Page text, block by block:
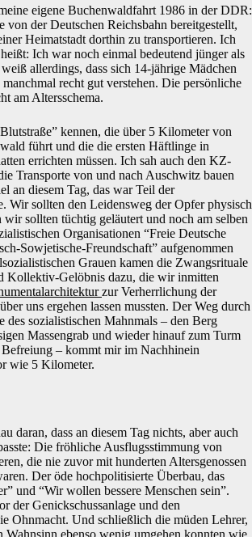
eigene Buchenwaldfahrt 1986 in der DDR:
von der Deutschen Reichsbahn bereitgestellt,
Heimatstadt dorthin zu transportieren. Ich
Ich war noch einmal bedeutend jünger als
allerdings, dass sich 14-jährige Mädchen
recht gut verstehen. Die persönliche
am Altersschema.
kennen, die über 5 Kilometer von
führt und die die ersten Häftlinge in
errichten müssen. Ich sah auch den KZ-
Transporte von und nach Auschwitz bauen
an diesem Tag, das war Teil der
Wir sollten den Leidensweg der Opfer physisch
sollten tüchtig geläutert und noch am selben
Organisationen “Freie Deutsche
Sowjetische-Freundschaft” aufgenommen
Grauen kamen die Zwangsrituale
Kollektiv-Gelöbnis dazu, die wir inmitten
zur Verherrlichung der
uns ergehen lassen mussten. Der Weg durch
des sozialistischen Mahnmals – den Berg
Massengrab und wieder hinauf zum Turm
Befreiung – kommt mir im Nachhinein
wie 5 Kilometer.
daran, dass an diesem Tag nichts, aber auch
Die fröhliche Ausflugsstimmung von
die nie zuvor mit hunderten Altersgenossen
Der öde hochpolitisierte Überbau, das
und “Wir wollen bessere Menschen sein”.
der Genickschussanlage und den
Ohnmacht. Und schließlich die müden Lehrer,
Wahnsinn ebenso wenig umgehen konnten wie